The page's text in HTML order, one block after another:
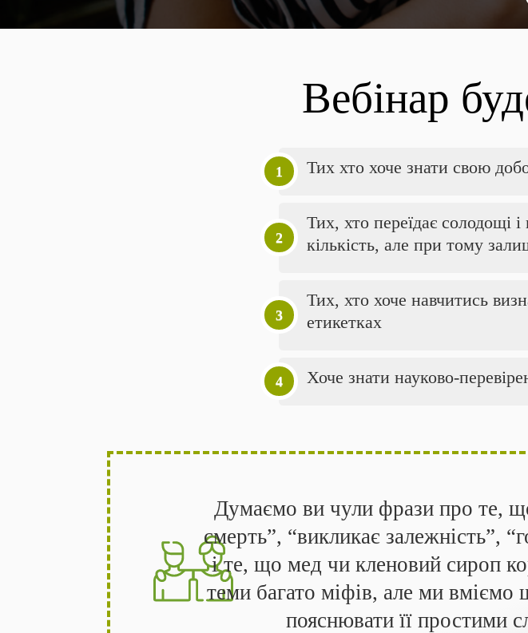
Вебінар
Тих хто хоче знати свою
Тих, хто переїдає солодощі
кількість, але при тому
Тих, хто хоче навчитись
етикетках
Хоче знати науково-
Думаємо ви чули фрази про те,
смерть”, “викликає залежність”,
і те, що мед чи кленовий сироп
теми багато міфів, але ми вміємо
пояснювати її простими